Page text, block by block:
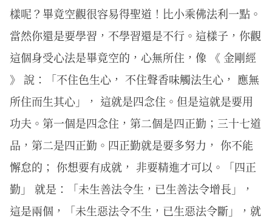
樣呢？畢竟空觀很容易得聖道！比小乘佛法利一點。
當然你還是要學習，不學習還是不行。這樣子，你觀
這個身受心法是畢竟空的，心無所住，像 《 金剛經
》 說：「不住色生心， 不住聲香味觸法生心， 應無
所住而生其心」， 這就是四念住。但是這就是要用
功夫。第一個是四念住，第二個是四正勤；三十七道
品，第二是四正勤。四正勤就是要多努力， 你不能
懈怠的； 你想要有成就， 非要精進才可以。「四正
勤」 就是：「未生善法令生，已生善法令增長」，
這是兩個，「未生惡法令不生，已生惡法令斷」，就